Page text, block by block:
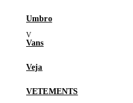
Umbro
Vans
Veja
VETEMENTS